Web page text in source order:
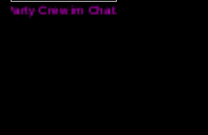
Crew im Chat. Wer Lust hat kann